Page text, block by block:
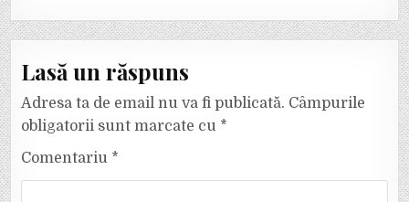
Lasă un răspuns
Adresa ta de email nu va fi publicată. Câmpurile
obligatorii sunt marcate cu *
Comentariu *